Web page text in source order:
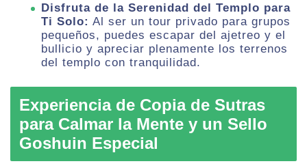
Disfruta de la Serenidad del Templo para
Ti Solo: Al ser un tour privado para grupos
pequeños, puedes escapar del ajetreo y el
bullicio y apreciar plenamente los terrenos
del templo con tranquilidad.
Experiencia de Copia de Sutras
para Calmar la Mente y un Sello
Goshuin Especial